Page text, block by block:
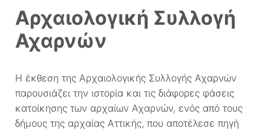
Αρχαιολογική Συλλογή
Αχαρνών
Η έκθεση της Αρχαιολογικής Συλλογής Αχαρνών
παρουσιάζει την ιστορία και τις διάφορες φάσεις
κατοίκησης των αρχαίων Αχαρνών, ενός από τους
δήμους της αρχαίας Αττικής, που αποτέλεσε πηγή